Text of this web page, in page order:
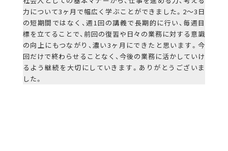
力について3ヶ月で幅広く学ぶことができました。2〜3日
の短期間ではなく、週1回の講義で長期的に行い、毎週目
標を立てることで、前回の復習や日々の業務に対する意識
の向上にもつながり、濃い3ヶ月にできたと思います。今
回だけで終わらせることなく、今後の業務に活かしていけ
るよう継続を大切にしていきます。ありがとうございま
した。